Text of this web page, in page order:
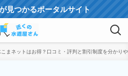
見つかるポータルサイト
まネットはお得？口コミ・評判と割引制度を分かり